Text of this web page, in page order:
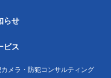
らせ
ビス
カメラ・防犯コンサルティング